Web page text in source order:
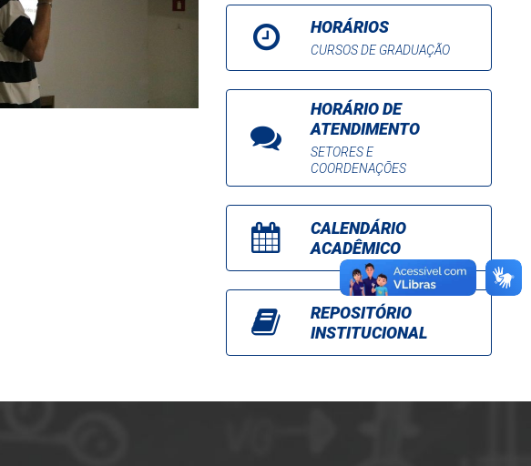
HORÁRIOS
CURSOS DE GRADUAÇÃO
HORÁRIO DE
ATENDIMENTO
SETORES E
COORDENAÇÕES
CALENDÁRIO
ACADÊMICO
REPOSITÓRIO
INSTITUCIONAL